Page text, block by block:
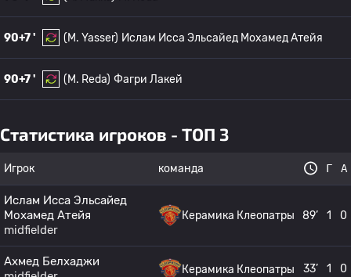
90+7 ' (M. Yasser) Ислам Исса Эльсайед Мохамед Атейя
90+7 ' (M. Reda) Фагри Лакей
Статистика игроков - ТОП 3
Игрок команда Г А
Ислам Исса Эльсайед
Мохамед Атейя
midfielder
Керамика Клеопатры 89’ 1 0
Ахмед Белхаджи
Керамика Клеопатры 33’ 1 0